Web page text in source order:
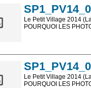
Le Petit Village 2014
POURQUOI LES
Le Petit Village 2014
POURQUOI LES